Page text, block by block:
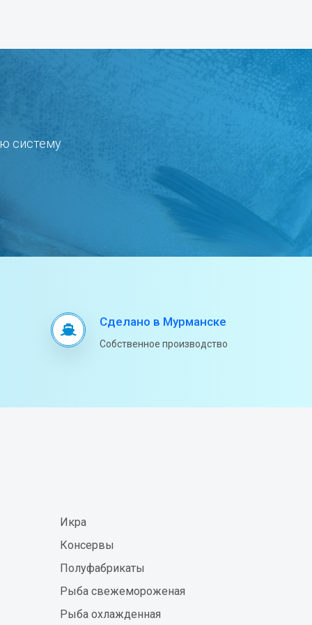
систему
Сделано в Мурманске
Собственное производство
Икра
Консервы
Полуфабрикаты
Рыба свежемороженая
Рыба охлажденная